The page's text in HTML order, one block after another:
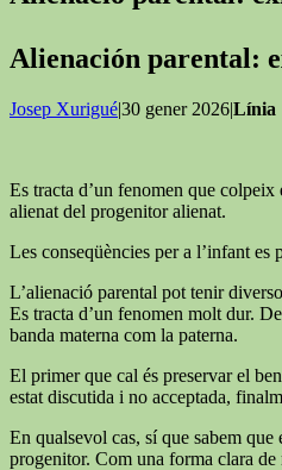
Alienación parental:
Josep Xurigué|30 gener 2026|Línia
Es tracta d’un fenomen que
alienat del progenitor alienat.
Les conseqüències per a l’infant
L’alienació parental pot tenir
Es tracta d’un fenomen molt dur.
banda materna com la paterna.
El primer que cal és preservar el
estat discutida i no acceptada,
En qualsevol cas, sí que sabem
progenitor. Com una forma clara de